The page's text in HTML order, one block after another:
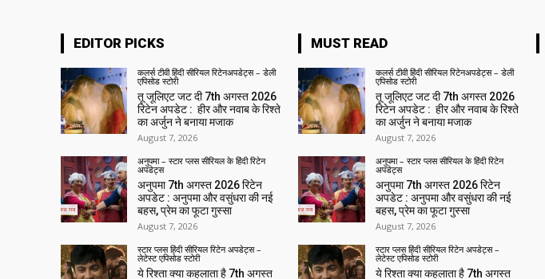
EDITOR PICKS
कलर्स टीवी हिंदी सीरियल रिटेनअपडेट्स – डेली
एपिसोड स्टोरी
तू जूलिएट जट दी 7th अगस्त 2026
रिटेन अपडेट : हीर और नवाब के रिश्ते
का अर्जुन ने बनाया मजाक
August 7, 2026
अनुपमा – स्टार प्लस सीरियल के हिंदी रिटेन
अपडेट्स
अनुपमा 7th अगस्त 2026 रिटेन
अपडेट : अनुपमा और वसुंधरा की नई
बहस, प्रेम का फूटा गुस्सा
August 7, 2026
स्टार प्लस हिंदी सीरियल रिटेन अपडेट्स –
लेटेस्ट एपिसोड स्टोरी
ये रिश्ता क्या कहलाता है 7th अगस्त
MUST READ
कलर्स टीवी हिंदी सीरियल रिटेनअपडेट्स – डेली
एपिसोड स्टोरी
तू जूलिएट जट दी 7th अगस्त 2026
रिटेन अपडेट : हीर और नवाब के रिश्ते
का अर्जुन ने बनाया मजाक
August 7, 2026
अनुपमा – स्टार प्लस सीरियल के हिंदी रिटेन
अपडेट्स
अनुपमा 7th अगस्त 2026 रिटेन
अपडेट : अनुपमा और वसुंधरा की नई
बहस, प्रेम का फूटा गुस्सा
August 7, 2026
स्टार प्लस हिंदी सीरियल रिटेन अपडेट्स –
लेटेस्ट एपिसोड स्टोरी
ये रिश्ता क्या कहलाता है 7th अगस्त